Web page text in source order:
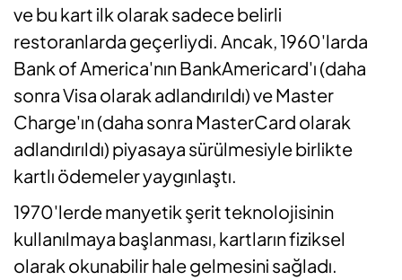
ve bu kart ilk olarak sadece belirli
restoranlarda geçerliydi. Ancak, 1960'larda
Bank of America'nın BankAmericard'ı (daha
sonra Visa olarak adlandırıldı) ve Master
Charge'ın (daha sonra MasterCard olarak
adlandırıldı) piyasaya sürülmesiyle birlikte
kartlı ödemeler yaygınlaştı.
1970'lerde manyetik şerit teknolojisinin
kullanılmaya başlanması, kartların fiziksel
olarak okunabilir hale gelmesini sağladı.